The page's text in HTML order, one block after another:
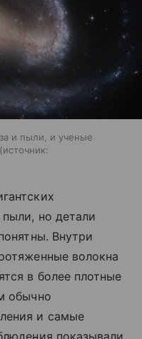
и пыли, и ученые
источник:
но детали
Внутри
волокна
в более плотные
обычно
и самые